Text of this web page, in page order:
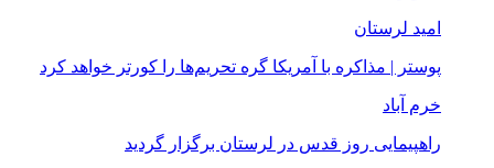
امید لرستان
پوستر | مذاکره با آمریکا گره تحریم‌ها را کورتر خواهد کرد
خرم آباد
راهپیمایی روز قدس در لرستان برگزار گردید